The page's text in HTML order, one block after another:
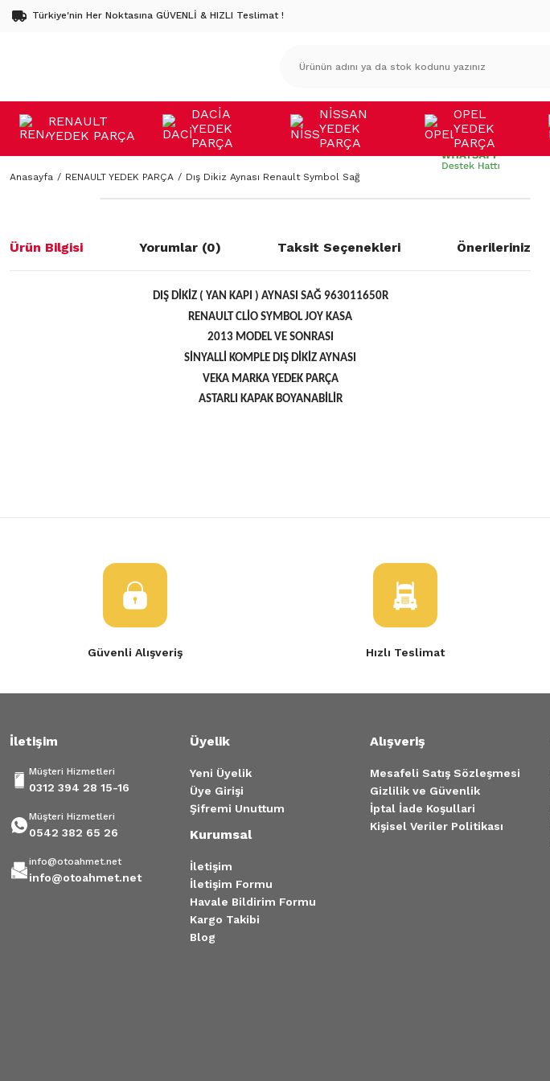
Türkiye'nin Her Noktasına GÜVENLİ & HIZLI Teslimat !
RENAULT
YEDEK PARÇA
DACİA
YEDEK
PARÇA
NİSSAN
YEDEK
PARÇA
OPEL
YEDEK
PARÇA
Anasayfa RENAULT YEDEK PARÇA Dış Dikiz Aynası Renault Symbol Sağ
Ürün Bilgisi Yorumlar (0) Taksit Seçenekleri Önerileriniz
DIŞ DİKİZ ( YAN KAPI ) AYNASI SAĞ 963011650R
RENAULT CLİO SYMBOL JOY KASA
2013 MODEL VE SONRASI
SİNYALLİ KOMPLE DIŞ DİKİZ AYNASI
VEKA MARKA YEDEK PARÇA
ASTARLI KAPAK BOYANABİLİR
Görüş ve önerileriniz için teşekkür ederiz.
Ürün resmi kalitesiz, bozuk veya görüntülenemiyor.
Ürün açıklamasında eksik bilgiler bulunuyor.
Ürün bilgilerinde hatalar bulunuyor.
Gönder
Güvenli Alışveriş Hızlı Teslimat
İletişim
Müşteri Hizmetleri
0312 394 28 15-16
Müşteri Hizmetleri
0542 382 65 26
info@otoahmet.net
info@otoahmet.net
Üyelik
Yeni Üyelik
Üye Girişi
Şifremi Unuttum
Kurumsal
İletişim
İletişim Formu
Havale Bildirim Formu
Kargo Takibi
Blog
Alışveriş
Mesafeli Satış Sözleşmesi
Gizlilik ve Güvenlik
İptal İade Koşullari
Kişisel Veriler Politikası